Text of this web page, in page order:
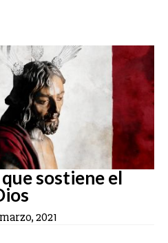
sostiene el
2021